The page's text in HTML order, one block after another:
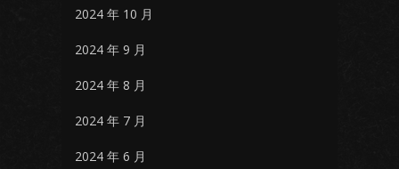
2024 年 10 月
2024 年 9 月
2024 年 8 月
2024 年 7 月
2024 年 6 月